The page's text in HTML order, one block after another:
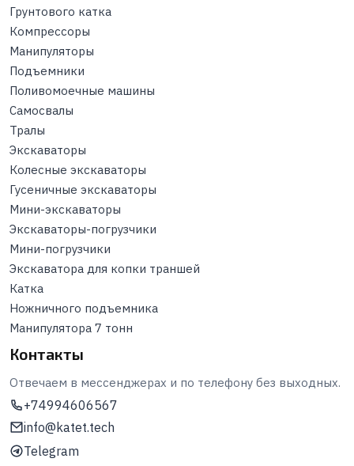
Грунтового катка
Компрессоры
Манипуляторы
Подъемники
Поливомоечные машины
Самосвалы
Тралы
Экскаваторы
Колесные экскаваторы
Гусеничные экскаваторы
Мини-экскаваторы
Экскаваторы-погрузчики
Мини-погрузчики
Экскаватора для копки траншей
Катка
Ножничного подъемника
Манипулятора 7 тонн
Контакты
Отвечаем в мессенджерах и по телефону без выходных.
+74994606567
info@katet.tech
Telegram